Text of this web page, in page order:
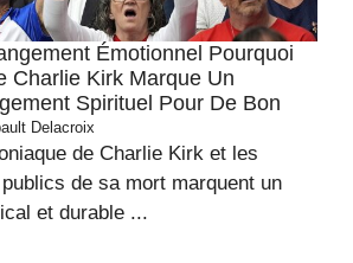
Émotionnel Pourquoi
Charlie Kirk Marque Un
Spirituel Pour De Bon
Delacroix
de Charlie Kirk et les
de sa mort marquent un
et durable ...